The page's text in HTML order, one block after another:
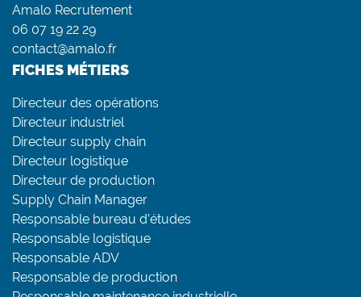
Amalo Recrutement
06 07 19 22 29
contact@amalo.fr
FICHES MÉTIERS
Directeur des opérations
Directeur industriel
Directeur supply chain
Directeur logistique
Directeur de production
Supply Chain Manager
Responsable bureau d’études
Responsable logistique
Responsable ADV
Responsable de production